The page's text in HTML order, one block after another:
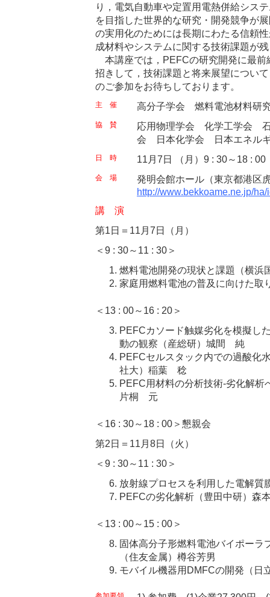
り，電気自動車や定置用電熱併給シス
を目指した世界的な研究・開発競争が
の実用化のためには長期にわたる信頼
成材料やシステムに関する技術課題が
本講座では，PEFCの研究開発に最前
招きして，技術課題と将来展望につい
のご参加をお待ちしております。
主 催 高分子学会 燃料電池材料研
協 賛
応用物理学会 化学工学会
会 日本化学会 日本エネル
日 時 11月7日 （月）9 : 30～18 :
会 場
発明会館ホール（東京都港区
http://www.bekkoame.ne.jp/
講 演
第1日＝11月7日（月）
＜9 : 30～11 : 30＞
燃料電池開発の現状と課題（横浜
家庭用燃料電池の普及に向けた取
＜13 : 00～16 : 20＞
PEFCカソード触媒劣化を模擬し
動の観察（産総研）城間 純
PEFCセルスタック内での過酸化
社大）稲葉 稔
PEFC用材料の分析技術-劣化解析
片桐 元
＜16 : 30～18 : 00＞懇親会
第2日＝11月8日（火）
＜9 : 30～11 : 30＞
放射線プロセスを利用した電解質
PEFCの劣化解析（豊田中研）森
＜13 : 00～15 : 00＞
固体高分子形燃料電池バイポーラ
（住友金属）樽谷芳男
モバイル機器用DMFCの開発（日